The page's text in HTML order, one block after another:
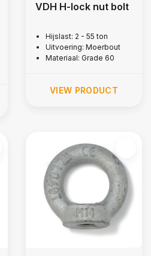
VDH H-lock nut bolt
Hijslast: 2 - 55 ton
Uitvoering: Moerbout
Materiaal: Grade 60
VIEW PRODUCT